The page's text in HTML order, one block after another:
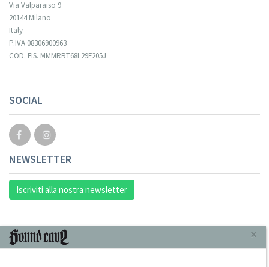
Via Valparaiso 9
20144 Milano
Italy
P.IVA 08306900963
COD. FIS. MMMRRT68L29F205J
SOCIAL
NEWSLETTER
Iscriviti alla nostra newsletter
INFORMAZIONI ×